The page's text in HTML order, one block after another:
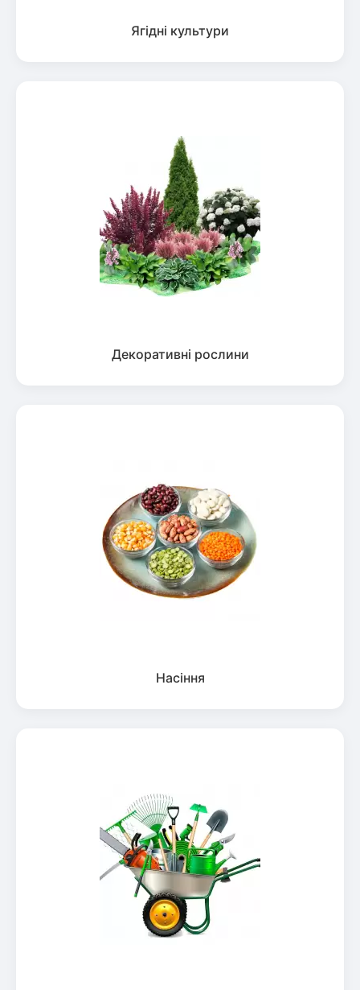
Ягідні культури
Декоративні рослини
Насіння